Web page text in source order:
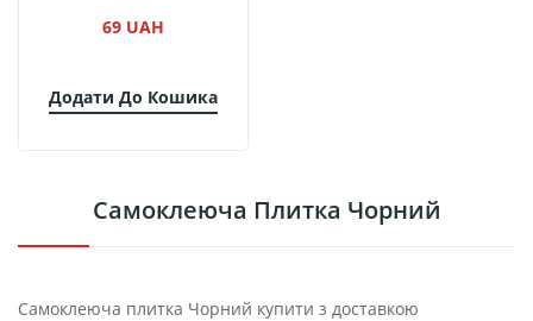
69 UAH
Додати До Кошика
Самоклеюча Плитка Чорний
Самоклеюча плитка Чорний купити з доставкою